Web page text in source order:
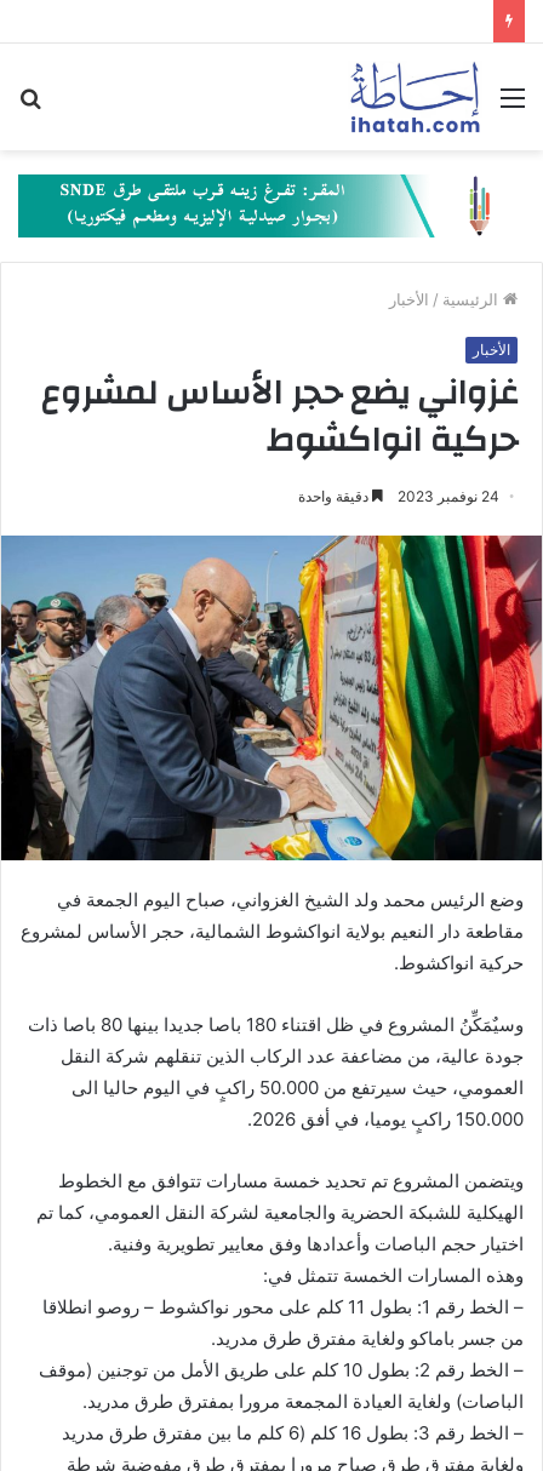
القائمة
الرئيسية / الأخبار
الأخبار
غزواني يضع حجر الأساس لمشروع
حركية انواكشوط
24 نوفمبر 2023 دقيقة واحدة
وضع الرئيس محمد ولد الشيخ الغزواني، صباح اليوم الجمعة في
مقاطعة دار النعيم بولاية انواكشوط الشمالية، حجر الأساس لمشروع
حركية انواكشوط.
وسيٌمَكِّنُ المشروع في ظل اقتناء 180 باصا جديدا بينها 80 باصا ذات
جودة عالية، من مضاعفة عدد الركاب الذين تنقلهم شركة النقل
العمومي، حيث سيرتفع من 50.000 راكبٍ في اليوم حاليا الى
150.000 راكبٍ يوميا، في أفق 2026.
ويتضمن المشروع تم تحديد خمسة مسارات تتوافق مع الخطوط
الهيكلية للشبكة الحضرية والجامعية لشركة النقل العمومي، كما تم
اختيار حجم الباصات وأعدادها وفق معايير تطويرية وفنية.
وهذه المسارات الخمسة تتمثل في:
– الخط رقم 1: بطول 11 كلم على محور نواكشوط – روصو انطلاقا
من جسر باماكو ولغاية مفترق طرق مدريد.
– الخط رقم 2: بطول 10 كلم على طريق الأمل من توجنين (موقف
الباصات) ولغاية العيادة المجمعة مرورا بمفترق طرق مدريد.
– الخط رقم 3: بطول 16 كلم (6 كلم ما بين مفترق طرق مدريد
ولغاية مفترق طرق صباح مرورا بمفترق طرق مفوضية شرطة